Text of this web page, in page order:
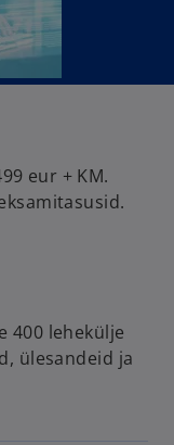
eur + KM.
400 lehekülje
ülesandeid ja